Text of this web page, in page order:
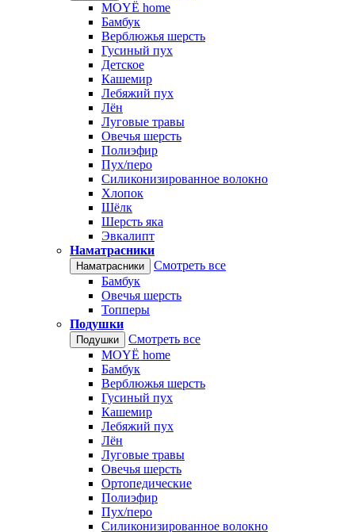
MOYЁ home
Бамбук
Верблюжья шерсть
Гусиный пух
Детское
Кашемир
Лебяжий пух
Лён
Луговые травы
Овечья шерсть
Полиэфир
Пух/перо
Силиконизированное волокно
Хлопок
Шёлк
Шерсть яка
Эвкалипт
Наматрасники
Наматрасники
Смотреть все
Бамбук
Овечья шерсть
Топперы
Подушки
Подушки
Смотреть все
MOYЁ home
Бамбук
Верблюжья шерсть
Гусиный пух
Кашемир
Лебяжий пух
Лён
Луговые травы
Овечья шерсть
Ортопедические
Полиэфир
Пух/перо
Силиконизированное волокно